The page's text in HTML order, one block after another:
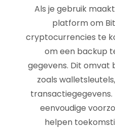
Als je gebruik
platform om
cryptocurrencies te
om een backup
gegevens. Dit omvat
zoals
eenvoudige
helpen